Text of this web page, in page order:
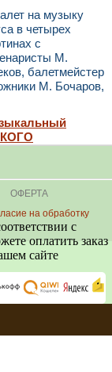
на музыку
в четырех
с
М.
балетмейстер
М. Бочаров,
ОФЕРТА
на обработку
с
оплатить заказ
сайте